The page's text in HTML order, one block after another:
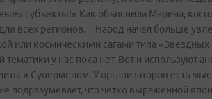
субъекты!» Как объяснила Марина,
всех регионов. – Народ начал больше
или космическими сагами типа «Звездных
у нас пока нет. Вот и используют
Суперменом. У организаторов есть
подразумевает, что четко выраженной